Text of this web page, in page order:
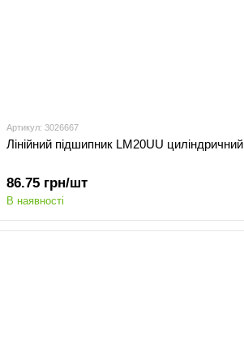
Артикул: 3026667
Лінійний підшипник LM20UU циліндричний
86.75 грн/шт
В наявності